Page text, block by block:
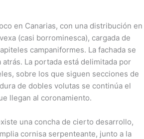
en Canarias, con una distribución en
(casi borrominesca), cargada de
campaniformes. La fachada se
La portada está delimitada por
sobre los que siguen secciones de
de dobles volutas se continúa el
llegan al coronamiento.
una concha de cierto desarrollo,
cornisa serpenteante, junto a la